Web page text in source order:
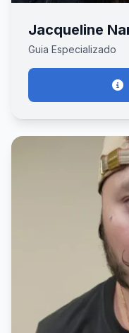
Jacqueline
Guia Especializado